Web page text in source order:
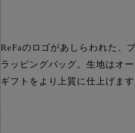
ReFaのロゴがあしらわれた、
ラッピングバッグ。生地はオ
ギフトをより上質に仕上げま